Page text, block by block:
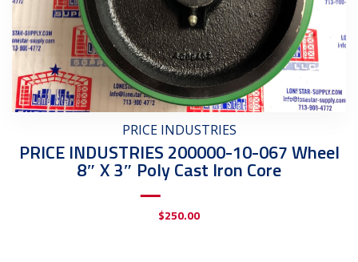
PRICE INDUSTRIES
PRICE INDUSTRIES 200000-10-067 Wheel
8″ X 3″ Poly Cast Iron Core
$250.00